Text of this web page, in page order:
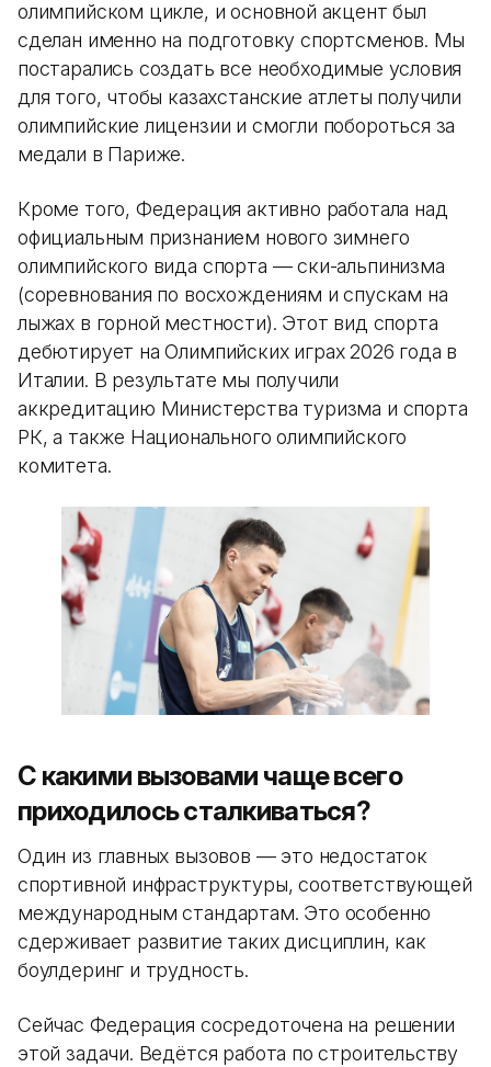
олимпийском цикле, и основной акцент был
сделан именно на подготовку спортсменов. Мы
постарались создать все необходимые условия
для того, чтобы казахстанские атлеты получили
олимпийские лицензии и смогли побороться за
медали в Париже.
Кроме того, Федерация активно работала над
официальным признанием нового зимнего
олимпийского вида спорта — ски-альпинизма
(соревнования по восхождениям и спускам на
лыжах в горной местности). Этот вид спорта
дебютирует на Олимпийских играх 2026 года в
Италии. В результате мы получили
аккредитацию Министерства туризма и спорта
РК, а также Национального олимпийского
комитета.
С какими вызовами чаще всего
приходилось сталкиваться?
Один из главных вызовов — это недостаток
спортивной инфраструктуры, соответствующей
международным стандартам. Это особенно
сдерживает развитие таких дисциплин, как
боулдеринг и трудность.
Сейчас Федерация сосредоточена на решении
этой задачи. Ведётся работа по строительству